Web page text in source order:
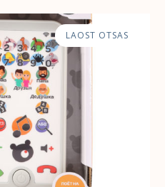
LAOST OTSAS